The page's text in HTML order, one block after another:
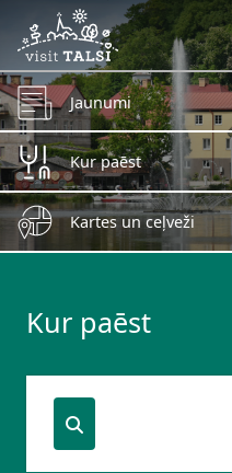
Skip to main content
Jaunumi
Kur paēst
Kartes un ceļveži
Kur paēst